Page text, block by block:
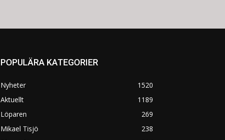
POPULÄRA KATEGORIER
Nyheter
1520
Aktuellt
1189
Löparen
269
Mikael Tisjö
238